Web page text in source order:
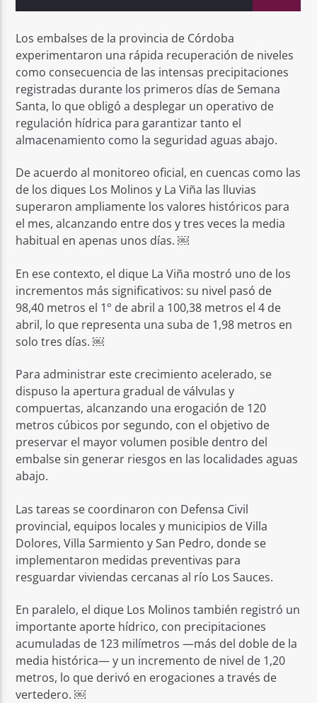
Los embalses de la provincia de Córdoba
experimentaron una rápida recuperación de niveles
como consecuencia de las intensas precipitaciones
registradas durante los primeros días de Semana
Santa, lo que obligó a desplegar un operativo de
regulación hídrica para garantizar tanto el
almacenamiento como la seguridad aguas abajo.
De acuerdo al monitoreo oficial, en cuencas como las
de los diques Los Molinos y La Viña las lluvias
superaron ampliamente los valores históricos para
el mes, alcanzando entre dos y tres veces la media
habitual en apenas unos días. ￼
En ese contexto, el dique La Viña mostró uno de los
incrementos más significativos: su nivel pasó de
98,40 metros el 1° de abril a 100,38 metros el 4 de
abril, lo que representa una suba de 1,98 metros en
solo tres días. ￼
Para administrar este crecimiento acelerado, se
dispuso la apertura gradual de válvulas y
compuertas, alcanzando una erogación de 120
metros cúbicos por segundo, con el objetivo de
preservar el mayor volumen posible dentro del
embalse sin generar riesgos en las localidades aguas
abajo.
Las tareas se coordinaron con Defensa Civil
provincial, equipos locales y municipios de Villa
Dolores, Villa Sarmiento y San Pedro, donde se
implementaron medidas preventivas para
resguardar viviendas cercanas al río Los Sauces.
En paralelo, el dique Los Molinos también registró un
importante aporte hídrico, con precipitaciones
acumuladas de 123 milímetros —más del doble de la
media histórica— y un incremento de nivel de 1,20
metros, lo que derivó en erogaciones a través de
vertedero. ￼